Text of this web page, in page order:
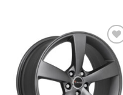
Aggiungi
alla lista
dei
desideri